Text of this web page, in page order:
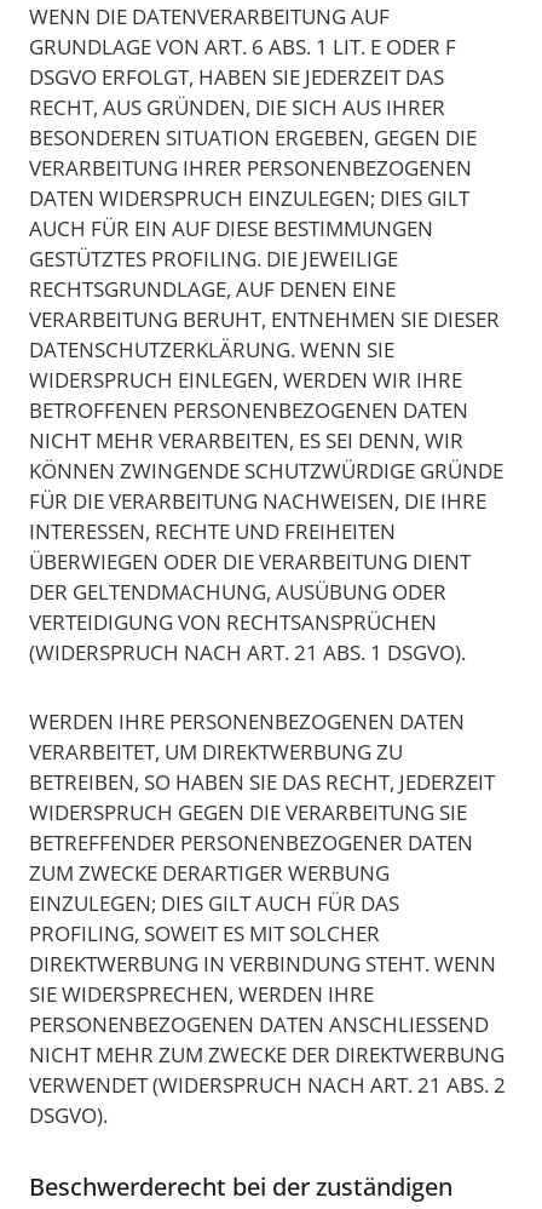
WENN DIE DATENVERARBEITUNG AUF
GRUNDLAGE VON ART. 6 ABS. 1 LIT. E ODER F
DSGVO ERFOLGT, HABEN SIE JEDERZEIT DAS
RECHT, AUS GRÜNDEN, DIE SICH AUS IHRER
BESONDEREN SITUATION ERGEBEN, GEGEN DIE
VERARBEITUNG IHRER PERSONENBEZOGENEN
DATEN WIDERSPRUCH EINZULEGEN; DIES GILT
AUCH FÜR EIN AUF DIESE BESTIMMUNGEN
GESTÜTZTES PROFILING. DIE JEWEILIGE
RECHTSGRUNDLAGE, AUF DENEN EINE
VERARBEITUNG BERUHT, ENTNEHMEN SIE DIESER
DATENSCHUTZERKLÄRUNG. WENN SIE
WIDERSPRUCH EINLEGEN, WERDEN WIR IHRE
BETROFFENEN PERSONENBEZOGENEN DATEN
NICHT MEHR VERARBEITEN, ES SEI DENN, WIR
KÖNNEN ZWINGENDE SCHUTZWÜRDIGE GRÜNDE
FÜR DIE VERARBEITUNG NACHWEISEN, DIE IHRE
INTERESSEN, RECHTE UND FREIHEITEN
ÜBERWIEGEN ODER DIE VERARBEITUNG DIENT
DER GELTENDMACHUNG, AUSÜBUNG ODER
VERTEIDIGUNG VON RECHTSANSPRÜCHEN
(WIDERSPRUCH NACH ART. 21 ABS. 1 DSGVO).
WERDEN IHRE PERSONENBEZOGENEN DATEN
VERARBEITET, UM DIREKTWERBUNG ZU
BETREIBEN, SO HABEN SIE DAS RECHT, JEDERZEIT
WIDERSPRUCH GEGEN DIE VERARBEITUNG SIE
BETREFFENDER PERSONENBEZOGENER DATEN
ZUM ZWECKE DERARTIGER WERBUNG
EINZULEGEN; DIES GILT AUCH FÜR DAS
PROFILING, SOWEIT ES MIT SOLCHER
DIREKTWERBUNG IN VERBINDUNG STEHT. WENN
SIE WIDERSPRECHEN, WERDEN IHRE
PERSONENBEZOGENEN DATEN ANSCHLIESSEND
NICHT MEHR ZUM ZWECKE DER DIREKTWERBUNG
VERWENDET (WIDERSPRUCH NACH ART. 21 ABS. 2
DSGVO).
Beschwerderecht bei der zuständigen